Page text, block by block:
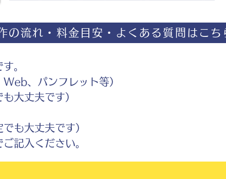
の流れ・料金目安・よくある質問はこち
。
、パンフレット等）
大丈夫です）
も大丈夫です）
記入ください。